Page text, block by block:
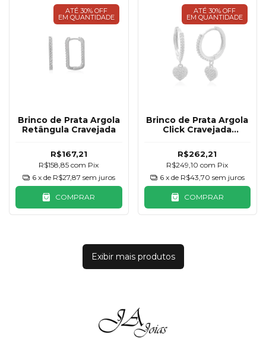
ATÉ 30% OFF
EM QUANTIDADE
Brinco de Prata Argola
Retângula Cravejada
R$167,21
R$158,85com Pix
6 x de R$27,87 sem juros
COMPRAR
ATÉ 30% OFF
EM QUANTIDADE
Brinco de Prata Argola
Click Cravejada
R$262,21
R$249,10com Pix
6 x de R$43,70 sem juros
COMPRAR
Exibir mais produtos